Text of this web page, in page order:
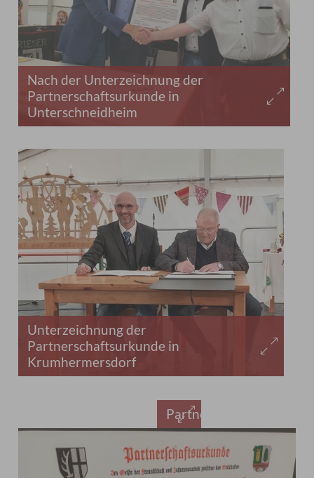
Nach der Unterzeichnung der
Partnerschaftsurkunde in
Unterschneidheim
Unterzeichnung der
Partnerschaftsurkunde in
Krumhermersdorf
Partnerschaftsurkunde